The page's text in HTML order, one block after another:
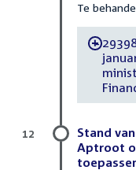
Te
-
Stand
Aptroot
12